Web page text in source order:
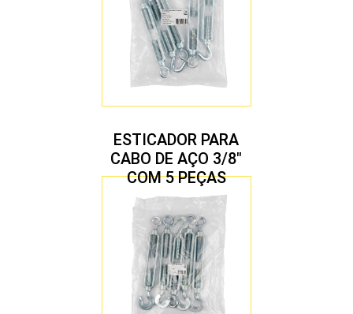
ESTICADOR PARA
CABO DE AÇO 3/8″
COM 5 PEÇAS